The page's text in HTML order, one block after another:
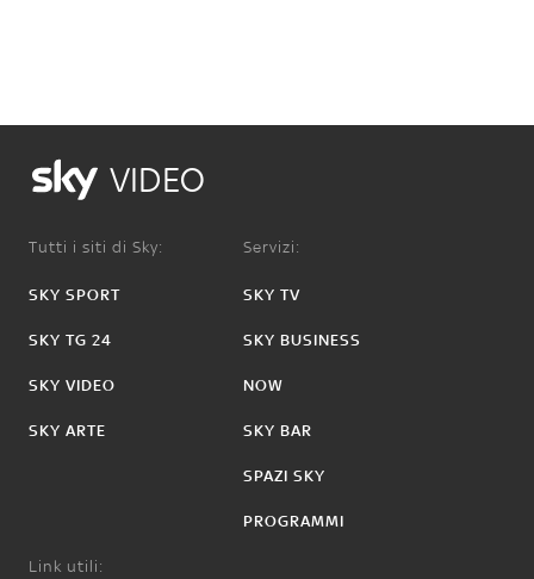
VIDEO
Tutti i siti di Sky:
SKY SPORT
SKY TG 24
SKY VIDEO
SKY ARTE
Servizi:
SKY TV
SKY BUSINESS
NOW
SKY BAR
SPAZI SKY
PROGRAMMI
Link utili: